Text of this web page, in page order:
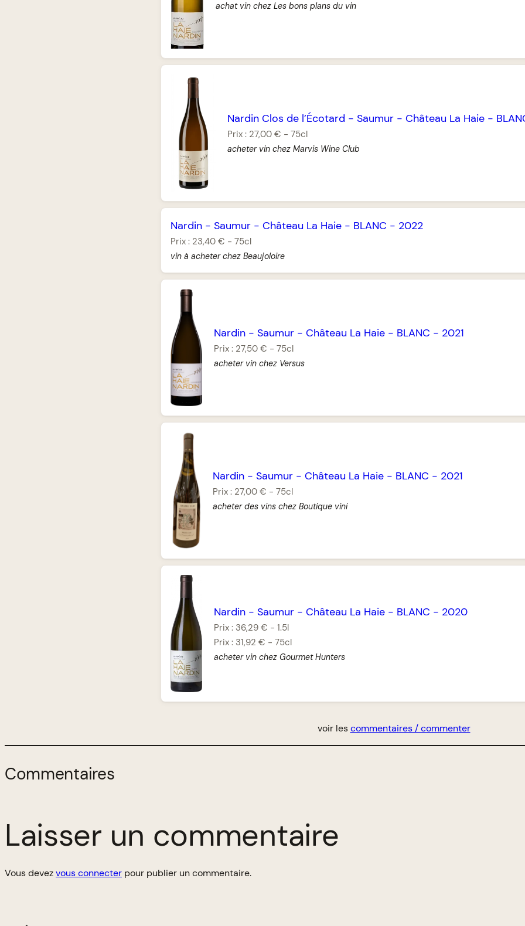
achat vin chez Les bons plans du vin
Nardin Clos de l’Écotard -Saumur - Château La Haie -
Prix : 27,00 € -75cl
acheter vin chez Marvis Wine Club
Nardin- Saumur- Château La Haie- BLANC - 2022
Prix : 23,40 € - 75cl
vin à acheter chez Beaujoloire
Nardin -Saumur - Château La Haie - BLANC - 2021
Prix : 27,50 € -75cl
acheter vin chez Versus
Nardin- Saumur- Château La Haie- BLANC - 2021
Prix : 27,00 € - 75cl
acheter des vins chez Boutique vini
Nardin- Saumur- Château La Haie- BLANC - 2020
Prix : 36,29 € - 1.5l
Prix : 31,92 € - 75cl
acheter vin chez Gourmet Hunters
voir lescommentaires / commenter
Commentaires
Laisser un commentaire
Vous devezvous connecter pour publier un commentaire.